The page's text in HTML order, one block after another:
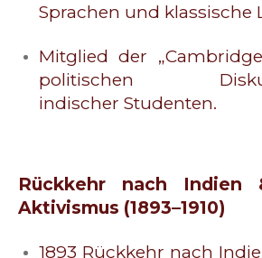
Sprachen und klassische
Mitglied der
politischen
indischer Studenten.
Rückkehr nach Indien
Aktivismus (1893–1910)
1893 Rückkehr nach